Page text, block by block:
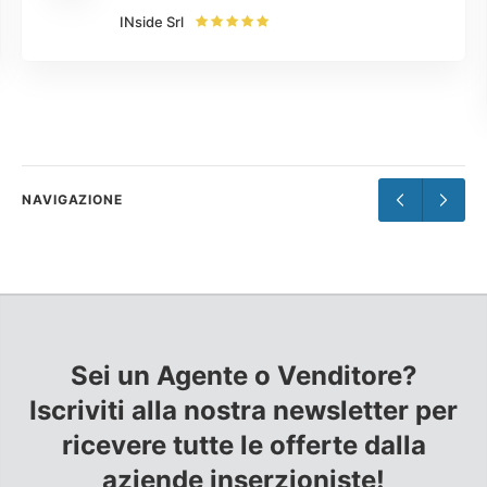
laboris nisi ut aliquip ex ea commodo
INside Srl
NAVIGAZIONE
Sei un Agente o Venditore?
Iscriviti alla nostra newsletter per
ricevere tutte le offerte dalla
aziende inserzioniste!